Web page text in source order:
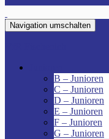
Navigation umschalten
B – Junioren
C – Junioren
D – Junioren
E – Junioren
F – Junioren
G – Junioren